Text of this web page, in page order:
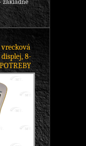
vrecková
8-